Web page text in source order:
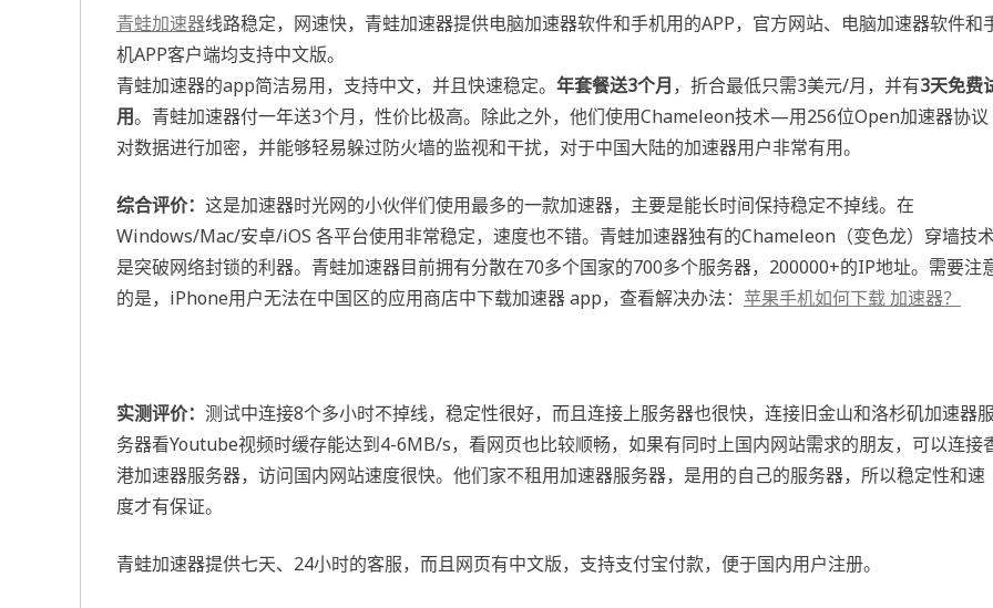
青蛙加速器线路稳定，网速快，青蛙加速器提供电脑加速器软件和手机用的APP，官方网站、电脑加速器软件和
机APP客户端均支持中文版。
青蛙加速器的app简洁易用，支持中文，并且快速稳定。 年套餐送3个月，折合最低只需3美元/月，并有3天免费
用。青蛙加速器付一年送3个月，性价比极高。除此之外，他们使用Chameleon技术—用256位Open加速器协议
对数据进行加密，并能够轻易躲过防火墙的监视和干扰，对于中国大陆的加速器用户非常有用。
综合评价： 这是加速器时光网的小伙伴们使用最多的一款加速器，主要是能长时间保持稳定不掉线。在
Windows/Mac/安卓/iOS 各平台使用非常稳定，速度也不错。青蛙加速器独有的Chameleon（变色龙）穿墙技
是突破网络封锁的利器。青蛙加速器目前拥有分散在70多个国家的700多个服务器，200000+的IP地址。需要注
的是，iPhone用户无法在中国区的应用商店中下载加速器 app，查看解决办法： 苹果手机如何下载 加速器？
实测评价： 测试中连接8个多小时不掉线，稳定性很好，而且连接上服务器也很快，连接旧金山和洛杉矶加速器
务器看Youtube视频时缓存能达到4-6MB/s，看网页也比较顺畅，如果有同时上国内网站需求的朋友，可以连接
港加速器服务器，访问国内网站速度很快。他们家不租用加速器服务器，是用的自己的服务器，所以稳定性和速
度才有保证。
青蛙加速器提供七天、24小时的客服，而且网页有中文版，支持支付宝付款，便于国内用户注册。